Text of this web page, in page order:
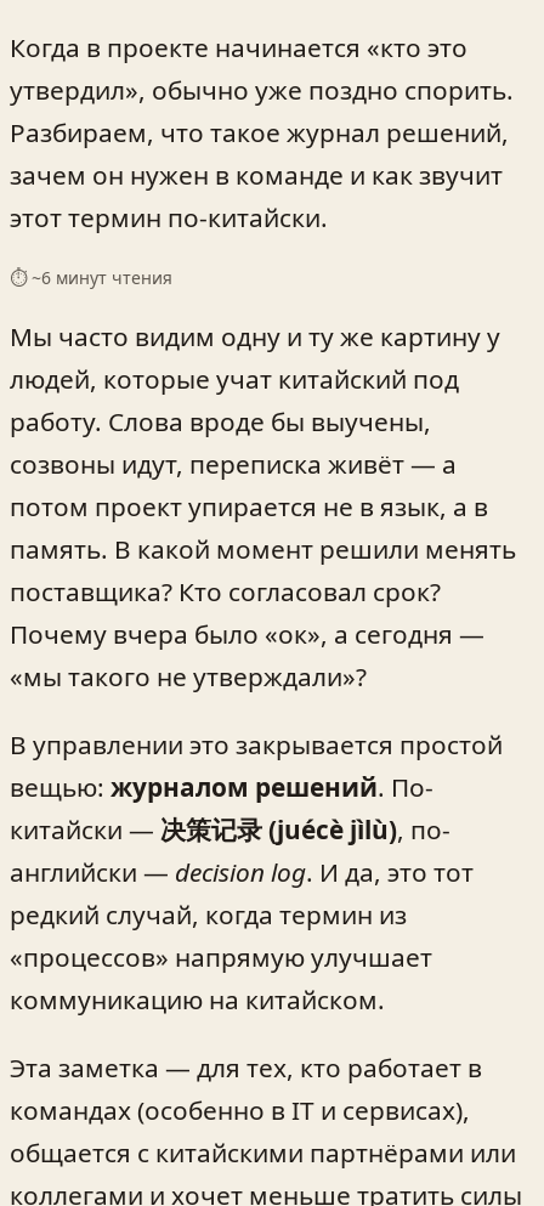
Когда в проекте начинается «кто это
утвердил», обычно уже поздно спорить.
Разбираем, что такое журнал решений,
зачем он нужен в команде и как звучит
этот термин по-китайски.
⏱ ~6 минут чтения
Мы часто видим одну и ту же картину у
людей, которые учат китайский под
работу. Слова вроде бы выучены,
созвоны идут, переписка живёт — а
потом проект упирается не в язык, а в
память. В какой момент решили менять
поставщика? Кто согласовал срок?
Почему вчера было «ок», а сегодня —
«мы такого не утверждали»?
В управлении это закрывается простой
вещью: журналом решений. По-
китайски — 决策记录 (juécè jìlù), по-
английски — decision log. И да, это тот
редкий случай, когда термин из
«процессов» напрямую улучшает
коммуникацию на китайском.
Эта заметка — для тех, кто работает в
командах (особенно в IT и сервисах),
общается с китайскими партнёрами или
коллегами и хочет меньше тратить силы